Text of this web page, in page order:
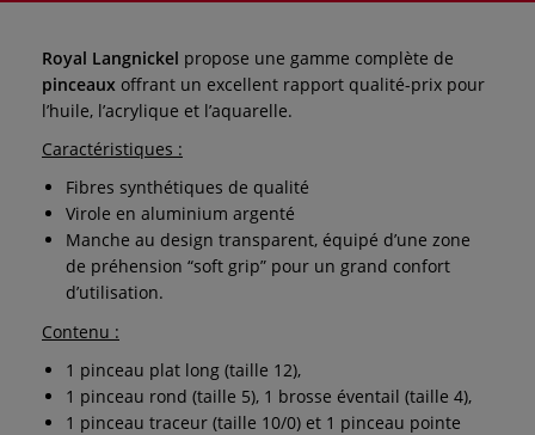
Royal Langnickel propose une gamme complète de
pinceaux offrant un excellent rapport qualité-prix pour
l’huile, l’acrylique et l’aquarelle.
Caractéristiques :
Fibres synthétiques de qualité
Virole en aluminium argenté
Manche au design transparent, équipé d’une zone
de préhension “soft grip” pour un grand confort
d’utilisation.
Contenu :
1 pinceau plat long (taille 12),
1 pinceau rond (taille 5), 1 brosse éventail (taille 4),
1 pinceau traceur (taille 10/0) et 1 pinceau pointe